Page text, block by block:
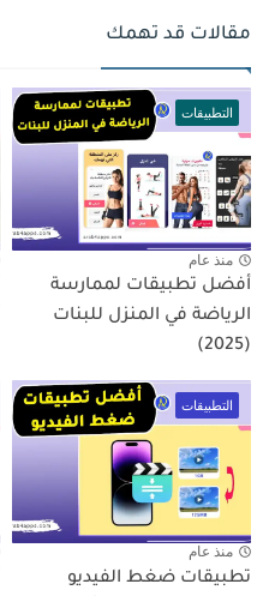
مقالات قد تهمك
التطبيقات
منذ عام
أفضل تطبيقات لممارسة
الرياضة في المنزل للبنات
(2025)
التطبيقات
منذ عام
تطبيقات ضغط الفيديو